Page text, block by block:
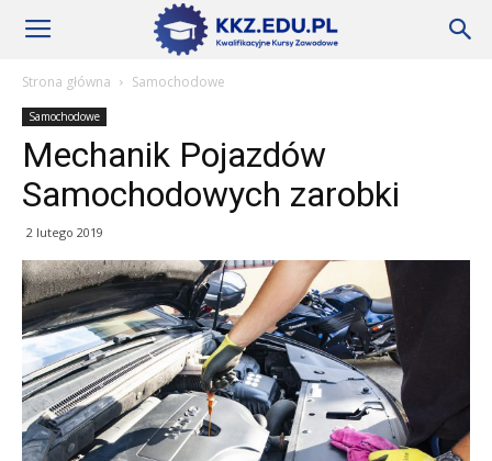
Szkoły
KKZ
Aktualności
Strona główna Samochodowe
Samochodowe
Mechanik Pojazdów
Samochodowych zarobki
2 lutego 2019